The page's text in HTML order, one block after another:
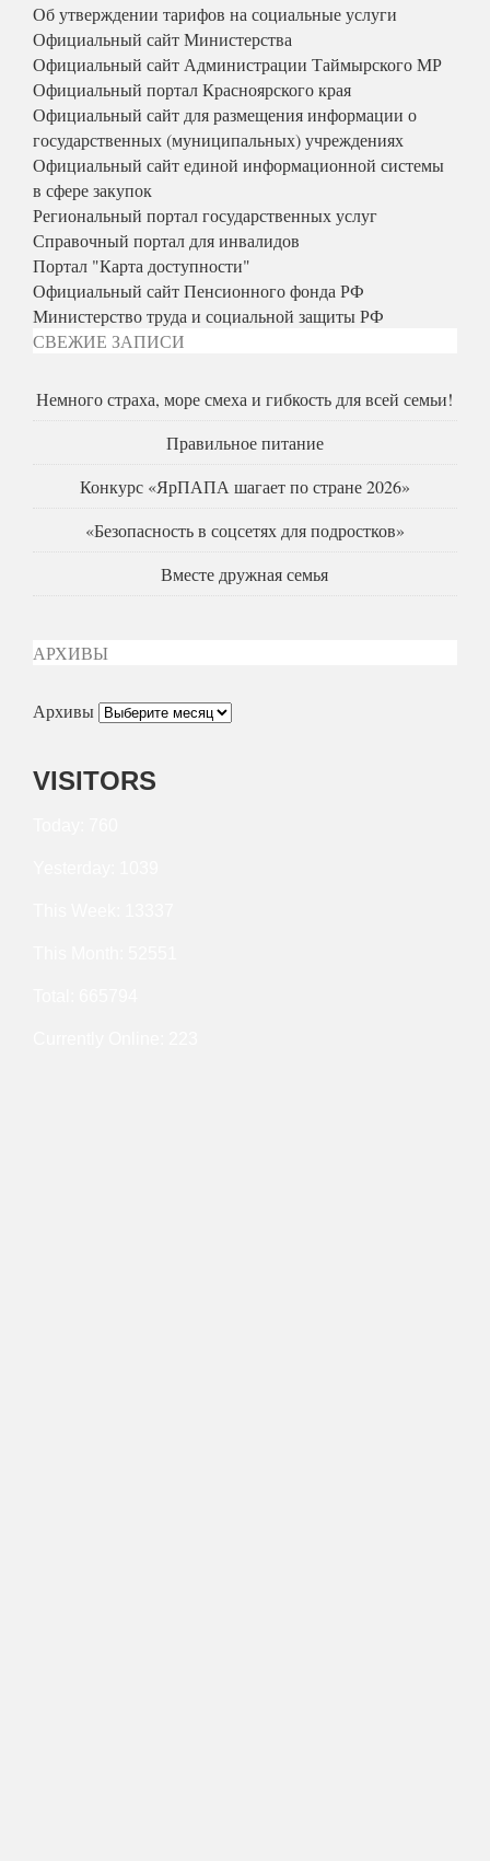
Об утверждении тарифов на социальные услуги
Официальный сайт Министерства
Официальный сайт Администрации Таймырского МР
Официальный портал Красноярского края
Официальный сайт для размещения информации о
государственных (муниципальных) учреждениях
Официальный сайт единой информационной системы
в сфере закупок
Региональный портал государственных услуг
Справочный портал для инвалидов
Портал "Карта доступности"
Официальный сайт Пенсионного фонда РФ
Министерство труда и социальной защиты РФ
СВЕЖИЕ ЗАПИСИ
Немного страха, море смеха и гибкость для всей семьи!
Правильное питание
Конкурс «ЯрПАПА шагает по стране 2026»
«Безопасность в соцсетях для подростков»
Вместе дружная семья
АРХИВЫ
Архивы
VISITORS